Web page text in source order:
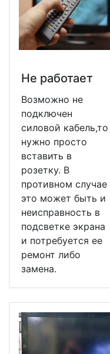
Не работает
Возможно не
подключен
силовой кабель,то
нужно просто
вставить в
розетку. В
противном случае
это может быть и
неисправность в
подсветке экрана
и потребуется ее
ремонт либо
замена.